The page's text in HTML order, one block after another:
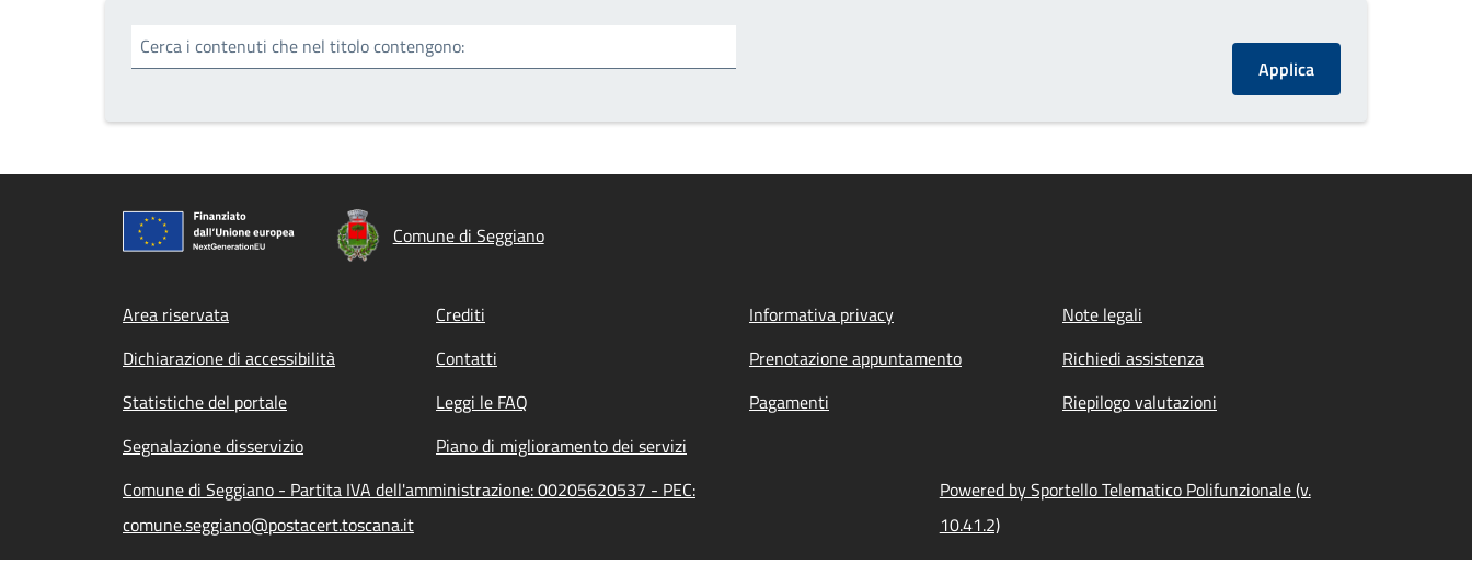
Cerca i contenuti che nel titolo contengono:
Comune di Seggiano
Footer menu
Area riservata Crediti Informativa privacy
Note legali
Dichiarazione di accessibilità
Contatti Prenotazione appuntamento
Richiedi assistenza
Statistiche del portale
Leggi le FAQ Pagamenti
Riepilogo valutazioni
Segnalazione disservizio
Piano di miglioramento dei servizi
Comune di Seggiano - Partita IVA dell'amministrazione: 00205620537 - PEC:
comune.seggiano@postacert.toscana.it
Powered by Sportello Telematico Polifunzionale (v.
10.41.2)